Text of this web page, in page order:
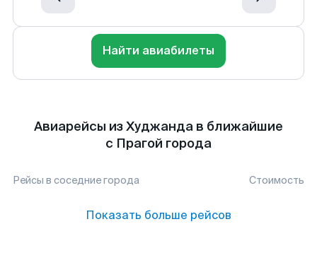
Найти авиабилеты
Авиарейсы из Худжанда в ближайшие
с Прагой города
Рейсы в соседние города Стоимость
Показать больше рейсов